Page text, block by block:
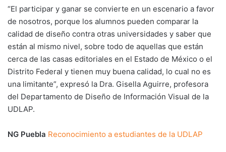
“El participar y ganar se convierte en un escenario a favor
de nosotros, porque los alumnos pueden comparar la
calidad de diseño contra otras universidades y saber que
están al mismo nivel, sobre todo de aquellas que están
cerca de las casas editoriales en el Estado de México o el
Distrito Federal y tienen muy buena calidad, lo cual no es
una limitante”, expresó la Dra. Gisella Aguirre, profesora
del Departamento de Diseño de Información Visual de la
UDLAP.
NG Puebla Reconocimiento a estudiantes de la UDLAP